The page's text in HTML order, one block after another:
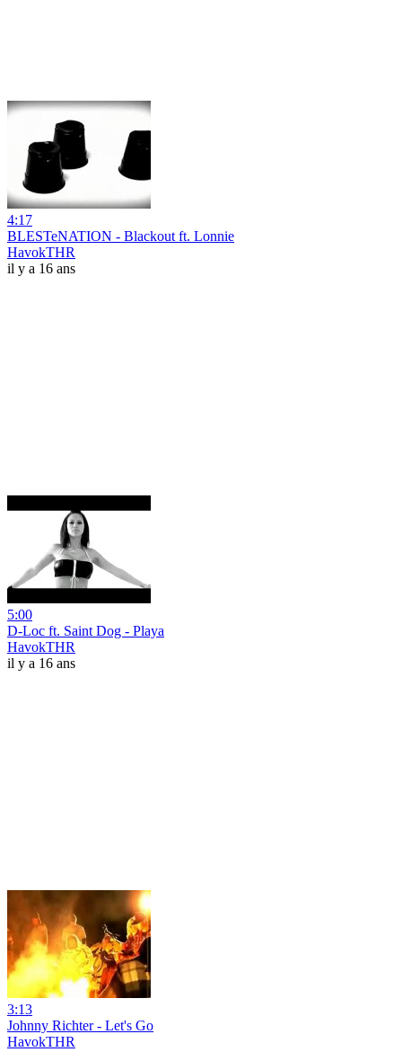
4:17
BLESTeNATION - Blackout ft. Lonnie
HavokTHR
il y a 16 ans
5:00
D-Loc ft. Saint Dog - Playa
HavokTHR
il y a 16 ans
3:13
Johnny Richter - Let's Go
HavokTHR